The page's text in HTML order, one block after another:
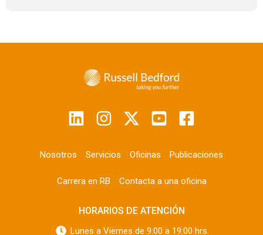
Nosotros Servicios Oficinas Publicaciones
Carrera en RB Contacta a una oficina
HORARIOS DE ATENCIÓN
Lunes a Viernes de 9:00 a 19:00 hrs.